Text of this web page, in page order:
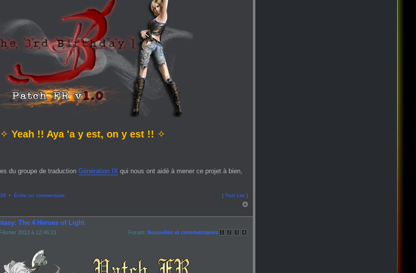
✧ Yeah !! Aya 'a y est, on y est !! ✧
du groupe de traduction Génération IX qui nous ont aidé à mener ce projet à bien,
• Écrire un commentaire [ Tout Lire ]
The 4 Heroes of Light
1 2 3 4
2013 à 12:46:21 Forum: Nouvelles et commentaires